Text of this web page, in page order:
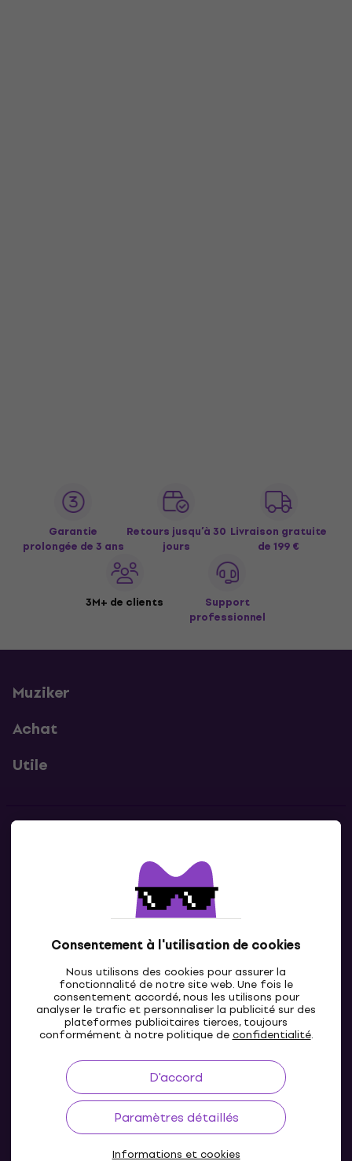
Consentement à l'utilisation de cookies
Nous utilisons des cookies pour assurer la
fonctionnalité de notre site web. Une fois le
consentement accordé, nous les utilisons pour
analyser le trafic et personnaliser la publicité sur des
plateformes publicitaires tierces, toujours
conformément à notre politique deconfidentialité.
D'accord
Paramètres détaillés
Informations et cookies
Garantie
prolongée de 3 ans
Retours jusqu’à 30
jours
Livraison gratuite
de 199 €
3M+ de clients
Support
professionnel
Muziker
Achat
Utile
Contacte nous
LU